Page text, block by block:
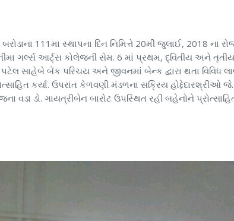
111મા સ્થાપના દિન નિમિત્તે 20મી જુલાઈ, 2018 ના
ગર્લ્સ આર્ટ્સ કોલેજની સેમ. 6 માં પ્રથમ, દ્વિતીય અને તૃતીય
સાહેબે બેંક પરિચય અને જીવનમાં બેન્ક દ્વારા થતા વિવિધ
કર્યા. ઉપરાંત કેળવણી મંડળના સક્રિય
ડો. ગાયત્રીબેન બારોટ ઉપસ્થિત રહી બહેનોને પ્રોત્સાહિત